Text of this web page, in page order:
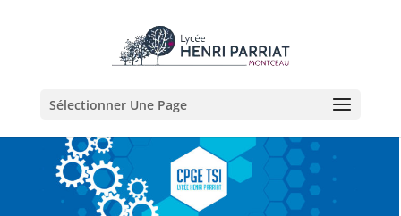
Sélectionner Une Page